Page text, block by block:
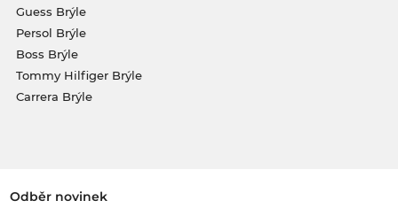
Guess Brýle
Persol Brýle
Boss Brýle
Tommy Hilfiger Brýle
Carrera Brýle
Odběr novinek